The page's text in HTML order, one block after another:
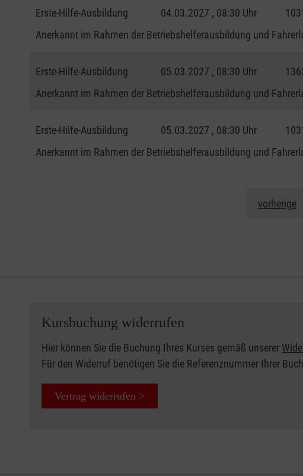
Erste-Hilfe-Ausbildung 04.03.2027 , 08:30 Uhr
Anerkannt im Rahmen der Betriebshelferausbildung und
Erste-Hilfe-Ausbildung 05.03.2027 , 08:30 Uhr
Anerkannt im Rahmen der Betriebshelferausbildung und
Erste-Hilfe-Ausbildung 05.03.2027 , 08:30 Uhr
Anerkannt im Rahmen der Betriebshelferausbildung und
vorherige
Kursbuchung widerrufen
Hier können Sie die Buchung Ihres Kurses gemäß unserer
Für den Widerruf benötigen Sie die Referenznummer Ihrer
Vertrag widerrufen >